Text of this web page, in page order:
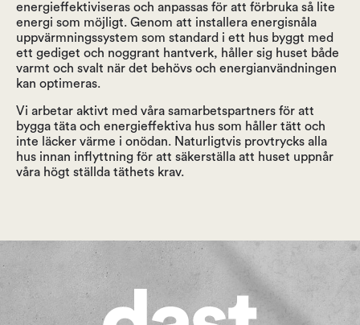
energieffektiviseras och anpassas för att förbruka så lite
energi som möjligt. Genom att installera energisnåla
uppvärmningssystem som standard i ett hus byggt med
ett gediget och noggrant hantverk, håller sig huset både
varmt och svalt när det behövs och energianvändningen
kan optimeras.
Vi arbetar aktivt med våra samarbetspartners för att
bygga täta och energieffektiva hus som håller tätt och
inte läcker värme i onödan. Naturligtvis provtrycks alla
hus innan inflyttning för att säkerställa att huset uppnår
våra högt ställda täthets krav.